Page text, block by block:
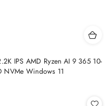
IPS AMD Ryzen AI 9 365 10-
NVMe Windows 11